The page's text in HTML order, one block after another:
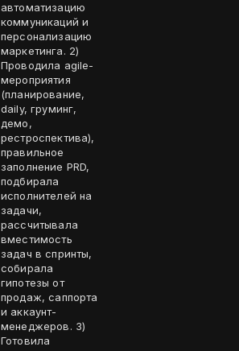
автоматизацию
коммуникаций и
персонализацию
маркетинга. 2)
Проводила agile-
мероприятия
(планирование,
daily, груминг,
демо,
рестроспектива),
правильное
заполнение PRD,
подбирала
исполнителей на
задачи,
рассчитывала
вместимость
задач в спринты,
собирала
гипотезы от
продаж, саппорта
и аккаунт-
менеджеров. 3)
Готовила